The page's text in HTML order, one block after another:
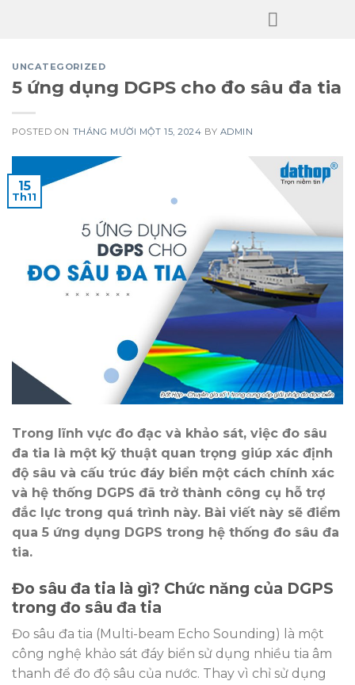
UNCATEGORIZED
5 ứng dụng DGPS cho đo sâu đa tia
POSTED ON THÁNG MƯỜI MỘT 15, 2024 BY ADMIN
15
Th11
Trong lĩnh vực đo đạc và khảo sát, việc đo sâu
đa tia là một kỹ thuật quan trọng giúp xác định
độ sâu và cấu trúc đáy biển một cách chính xác
và hệ thống DGPS đã trở thành công cụ hỗ trợ
đắc lực trong quá trình này. Bài viết này sẽ điểm
qua 5 ứng dụng DGPS trong hệ thống đo sâu đa
tia.
Đo sâu đa tia là gì? Chức năng của DGPS
trong đo sâu đa tia
Đo sâu đa tia (Multi-beam Echo Sounding) là một
công nghệ khảo sát đáy biển sử dụng nhiều tia âm
thanh để đo độ sâu của nước. Thay vì chỉ sử dụng